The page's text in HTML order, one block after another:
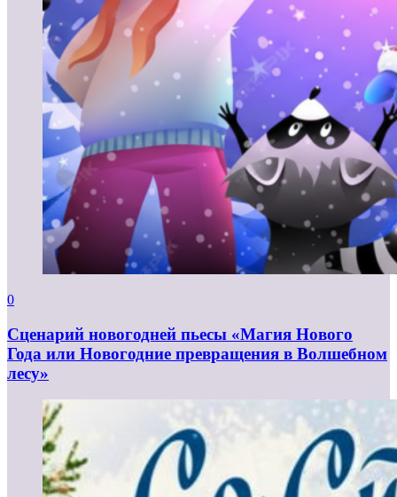
0
Сценарий новогодней пьесы «Магия Нового
Года или Новогодние превращения в Волшебном
лесу»